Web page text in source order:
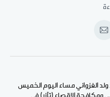
انشر
الإيميل
الغزواني مساء اليوم الخميس
ومكافحة الإقصاء (تآزر) في